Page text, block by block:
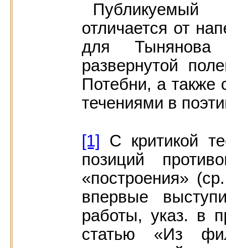
отличается от
для Тынянова
развернутой
Потебни, а
течениями в
[1]
С критикой
позиций
«построения»
впервые
работы, указ. в
статью «Из